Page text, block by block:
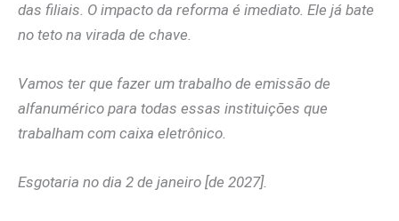
das filiais. O impacto da reforma é imediato. Ele já bate
no teto na virada de chave.
Vamos ter que fazer um trabalho de emissão de
alfanumérico para todas essas instituições que
trabalham com caixa eletrônico.
Esgotaria no dia 2 de janeiro [de 2027].